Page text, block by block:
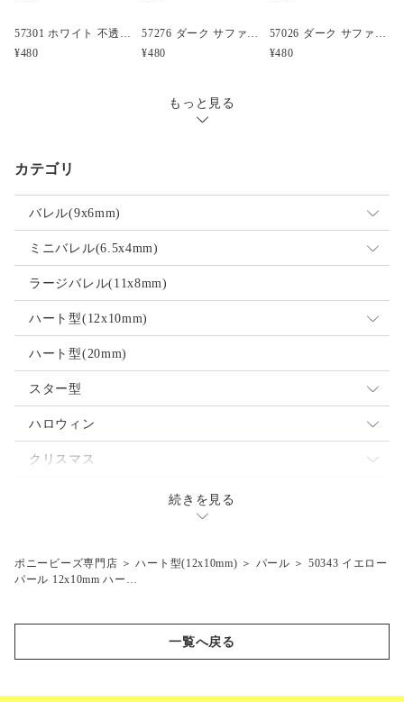
57301 ホワイト 不透明(Opaque) 25mm 飛行機 ポニービーズ (10個)
¥480
57276 ダーク サファイア 透明 25mm ボート ポニービーズ (10個)
¥480
57026 ダーク サファイア 透明 25mm クルマ ポニービーズ (10個)
¥480
もっと見る
カテゴリ
バレル(9x6mm)
ミックス
不透明
透明
ネオン
パール
蓄光
閃光
マット
ミニバレル(6.5x4mm)
ミックス
不透明
透明
ネオン
パール
蓄光
ラージバレル(11x8mm)
ハート型(12x10mm)
ミックス
不透明
透明
ネオン
閃光
ハート型(20mm)
スター型
ミックス
不透明
パール
閃光
マット
ハロウィン
魔女
クリスマス
スノーマン
クルマ
陸の動物
続きを見る
ポニービーズ専門店 ＞ハート型(12x10mm) ＞ パール ＞ 50343 イエロー
パール 12x10mm ハー…
一覧へ戻る